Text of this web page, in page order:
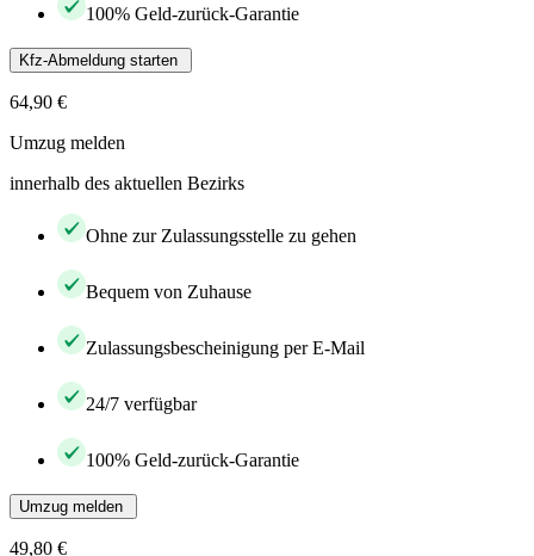
100% Geld-zurück-Garantie
Kfz-Abmeldung starten
64,90 €
Umzug melden
innerhalb des aktuellen Bezirks
Ohne zur Zulassungsstelle zu gehen
Bequem von Zuhause
Zulassungsbescheinigung per E-Mail
24/7 verfügbar
100% Geld-zurück-Garantie
Umzug melden
49,80 €